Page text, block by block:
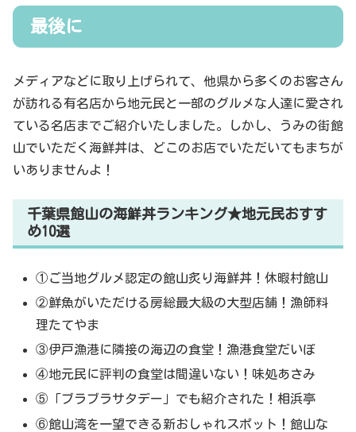
最後に
メディアなどに取り上げられて、他県から多くのお客さん
が訪れる有名店から地元民と一部のグルメな人達に愛され
ている名店までご紹介いたしました。しかし、うみの街館
山でいただく海鮮丼は、どこのお店でいただいてもまちが
いありませんよ！
千葉県館山の海鮮丼ランキング★地元民おすす
め10選
①ご当地グルメ認定の館山炙り海鮮丼！休暇村館山
②鮮魚がいただける房総最大級の大型店舗！漁師料
理たてやま
③伊戸漁港に隣接の海辺の食堂！漁港食堂だいぼ
④地元民に評判の食堂は間違いない！味処あさみ
⑤「ブラブラサタデー」でも紹介された！相浜亭
⑥館山湾を一望できる新おしゃれスポット！館山な